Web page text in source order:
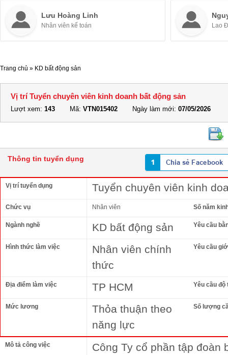
Lưu Hoàng Linh
Nhân viên kế toán Lao
Trang chủ » KD bất động sản
Vị trí Tuyển chuyên viên kinh doanh bất động sản
Lượt xem: 143 Mã: VTN015402 Ngày làm mới: 07/05/2026
Thông tin tuyển dụng
Vị trí tuyển dụng Tuyển chuyên viên kinh
Chức vụ Nhân viên Số năm
Ngành nghề KD bất động sản Yêu cầu
Hình thức làm việc
Nhân viên chính
thức
Yêu cầu
Địa điểm làm việc TP HCM Yêu cầu độ
Mức lương
Thỏa thuận theo
năng lực
Số lượng
Mô tả công việc
Công Ty cổ phần tập đoàn